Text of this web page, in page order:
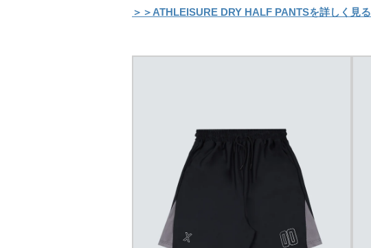
＞＞ATHLEISURE DRY HALF PANTSを詳しく見る